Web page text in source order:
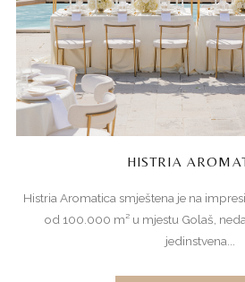
HISTRIA
Histria Aromatica smještena je na
od 100.000 m² u mjestu Golaš,
jedinstvena...